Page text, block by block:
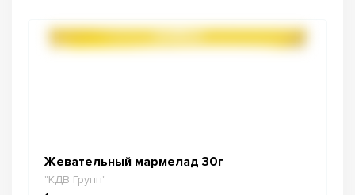
Жевательный мармелад 30г
"КДВ Групп"